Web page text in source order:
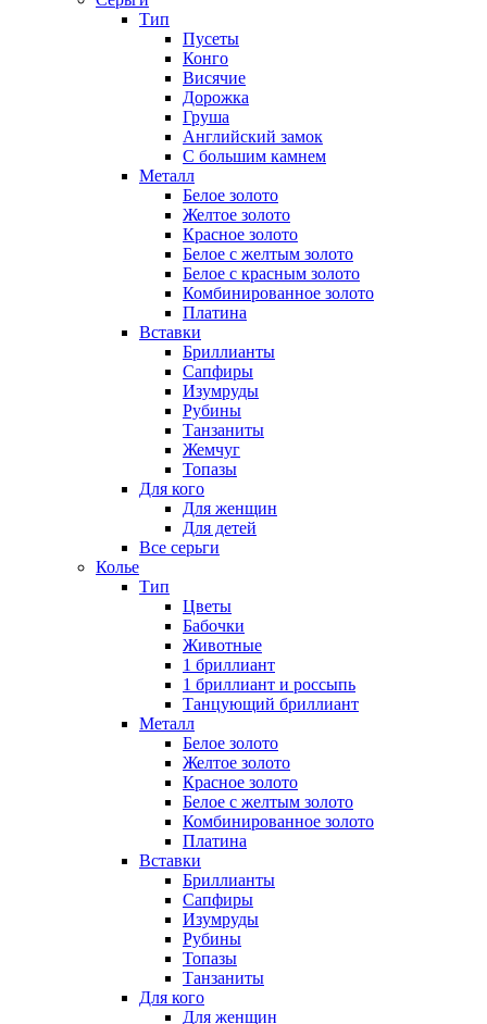
Тип
Пусеты
Конго
Висячие
Дорожка
Груша
Английский замок
С большим камнем
Металл
Белое золото
Желтое золото
Красное золото
Белое с желтым золото
Белое с красным золото
Комбинированное золото
Платина
Вставки
Бриллианты
Сапфиры
Изумруды
Рубины
Танзаниты
Жемчуг
Топазы
Для кого
Для женщин
Для детей
Все серьги
Колье
Тип
Цветы
Бабочки
Животные
1 бриллиант
1 бриллиант и россыпь
Танцующий бриллиант
Металл
Белое золото
Желтое золото
Красное золото
Белое с желтым золото
Комбинированное золото
Платина
Вставки
Бриллианты
Сапфиры
Изумруды
Рубины
Топазы
Танзаниты
Для кого
Для женщин